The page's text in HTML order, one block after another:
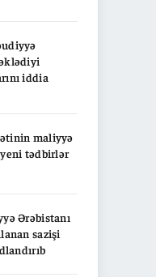
iddia
maliyyə
yeni tədbirlər
Ərəbistanı
sazişi